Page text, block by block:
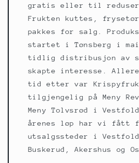
gratis eller til
Frukten kuttes,
pakkes for salg.
startet i Tønsberg i mai
tidlig distribusjon av
skapte interesse.
tid etter var
tilgjengelig på Meny
Meny Tolvsrød i
årenes løp har vi fått
utsalgssteder i
Buskerud, Akershus og